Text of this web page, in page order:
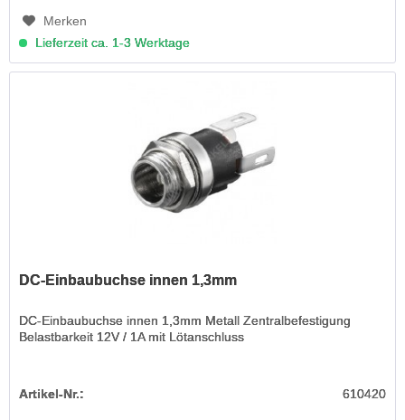
Merken
Lieferzeit ca. 1-3 Werktage
DC-Einbaubuchse innen 1,3mm
DC-Einbaubuchse innen 1,3mm Metall Zentralbefestigung
Belastbarkeit 12V / 1A mit Lötanschluss
Artikel-Nr.: 610420